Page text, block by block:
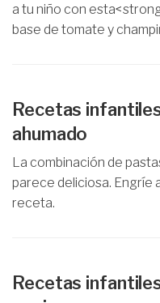
a tu niño con
base de tomate y
Recetas
ahumado
La combinación de
parece deliciosa. Engríe
receta.
Recetas